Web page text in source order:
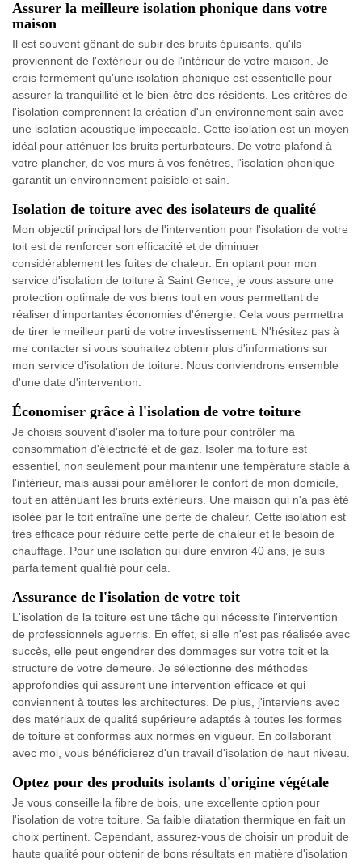
Assurer la meilleure isolation phonique dans votre
maison
Il est souvent gênant de subir des bruits épuisants, qu'ils
proviennent de l'extérieur ou de l'intérieur de votre maison. Je
crois fermement qu'une isolation phonique est essentielle pour
assurer la tranquillité et le bien-être des résidents. Les critères de
l'isolation comprennent la création d'un environnement sain avec
une isolation acoustique impeccable. Cette isolation est un moyen
idéal pour atténuer les bruits perturbateurs. De votre plafond à
votre plancher, de vos murs à vos fenêtres, l'isolation phonique
garantit un environnement paisible et sain.
Isolation de toiture avec des isolateurs de qualité
Mon objectif principal lors de l'intervention pour l'isolation de votre
toit est de renforcer son efficacité et de diminuer
considérablement les fuites de chaleur. En optant pour mon
service d'isolation de toiture à Saint Gence, je vous assure une
protection optimale de vos biens tout en vous permettant de
réaliser d'importantes économies d'énergie. Cela vous permettra
de tirer le meilleur parti de votre investissement. N'hésitez pas à
me contacter si vous souhaitez obtenir plus d'informations sur
mon service d'isolation de toiture. Nous conviendrons ensemble
d'une date d'intervention.
Économiser grâce à l'isolation de votre toiture
Je choisis souvent d'isoler ma toiture pour contrôler ma
consommation d'électricité et de gaz. Isoler ma toiture est
essentiel, non seulement pour maintenir une température stable à
l'intérieur, mais aussi pour améliorer le confort de mon domicile,
tout en atténuant les bruits extérieurs. Une maison qui n'a pas été
isolée par le toit entraîne une perte de chaleur. Cette isolation est
très efficace pour réduire cette perte de chaleur et le besoin de
chauffage. Pour une isolation qui dure environ 40 ans, je suis
parfaitement qualifié pour cela.
Assurance de l'isolation de votre toit
L'isolation de la toiture est une tâche qui nécessite l'intervention
de professionnels aguerris. En effet, si elle n'est pas réalisée avec
succès, elle peut engendrer des dommages sur votre toit et la
structure de votre demeure. Je sélectionne des méthodes
approfondies qui assurent une intervention efficace et qui
conviennent à toutes les architectures. De plus, j'interviens avec
des matériaux de qualité supérieure adaptés à toutes les formes
de toiture et conformes aux normes en vigueur. En collaborant
avec moi, vous bénéficierez d'un travail d'isolation de haut niveau.
Optez pour des produits isolants d'origine végétale
Je vous conseille la fibre de bois, une excellente option pour
l'isolation de votre toiture. Sa faible dilatation thermique en fait un
choix pertinent. Cependant, assurez-vous de choisir un produit de
haute qualité pour obtenir de bons résultats en matière d'isolation